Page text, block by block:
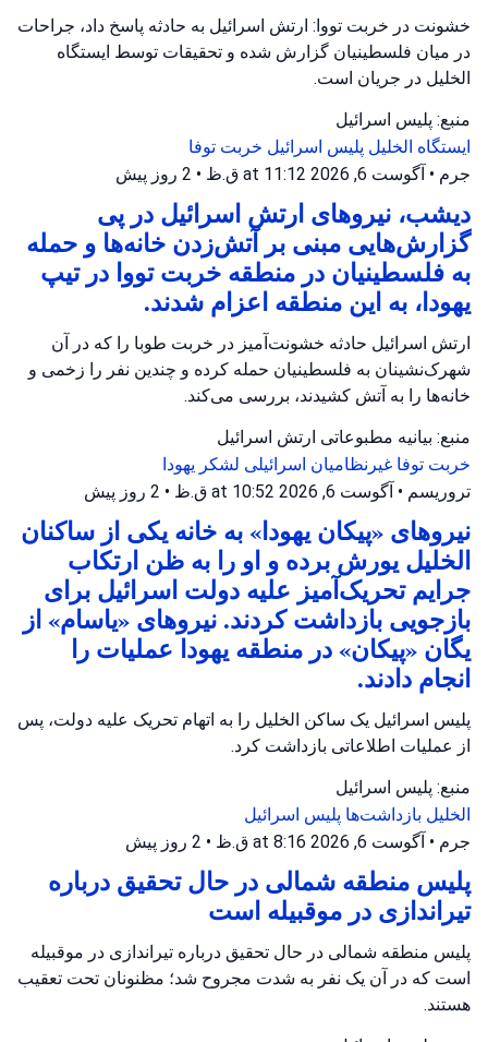
خشونت در خربت تووا: ارتش اسرائیل به حادثه پاسخ داد، جراحات
در میان فلسطینیان گزارش شده و تحقیقات توسط ایستگاه
الخلیل در جریان است.
منبع: پلیس اسرائیل
ایستگاه الخلیل پلیس اسرائیل خربت توفا
جرم • آگوست 6, 2026 at 11:12 ق.ظ • 2 روز پیش
دیشب، نیروهای ارتش اسرائیل در پی
گزارش‌هایی مبنی بر آتش‌زدن خانه‌ها و حمله
به فلسطینیان در منطقه خربت تووا در تیپ
یهودا، به این منطقه اعزام شدند.
ارتش اسرائیل حادثه خشونت‌آمیز در خربت طوبا را که در آن
شهرک‌نشینان به فلسطینیان حمله کرده و چندین نفر را زخمی و
خانه‌ها را به آتش کشیدند، بررسی می‌کند.
منبع: بیانیه مطبوعاتی ارتش اسرائیل
خربت توفا غیرنظامیان اسرائیلی لشکر یهودا
تروریسم • آگوست 6, 2026 at 10:52 ق.ظ • 2 روز پیش
نیروهای «پیکان یهودا» به خانه یکی از ساکنان
الخلیل یورش برده و او را به ظن ارتکاب
جرایم تحریک‌آمیز علیه دولت اسرائیل برای
بازجویی بازداشت کردند. نیروهای «یاسام» از
یگان «پیکان» در منطقه یهودا عملیات را
انجام دادند.
پلیس اسرائیل یک ساکن الخلیل را به اتهام تحریک علیه دولت، پس
از عملیات اطلاعاتی بازداشت کرد.
منبع: پلیس اسرائیل
الخلیل بازداشت‌ها پلیس اسرائیل
جرم • آگوست 6, 2026 at 8:16 ق.ظ • 2 روز پیش
پلیس منطقه شمالی در حال تحقیق درباره
تیراندازی در موقبیله است
پلیس منطقه شمالی در حال تحقیق درباره تیراندازی در موقبیله
است که در آن یک نفر به شدت مجروح شد؛ مظنونان تحت تعقیب
هستند.